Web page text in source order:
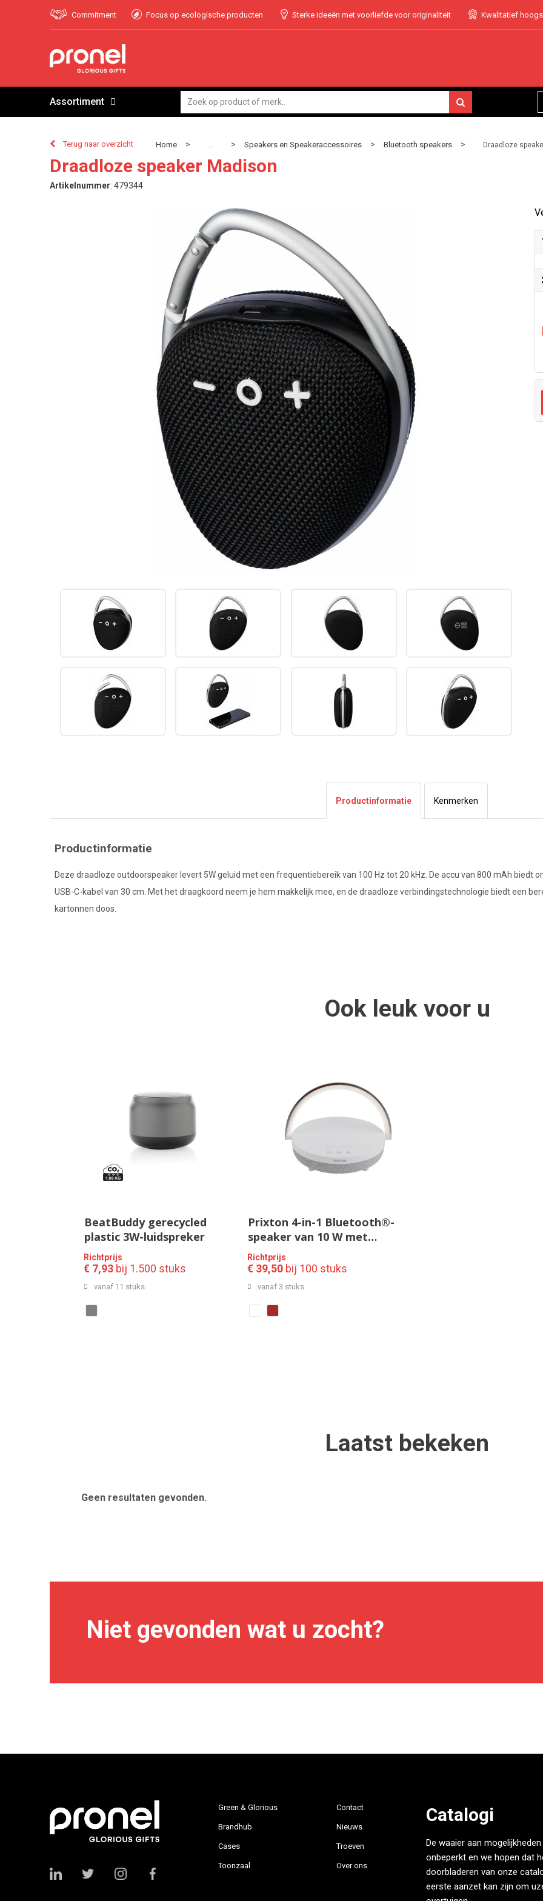
Commitment Focus op ecologische producten Sterke ideeën met voorliefde voor originaliteit Kwalitatief
Assortiment
Terug naar overzicht Home > ... > Speakers en Speakeraccessoires > Bluetooth speakers > Draadloze
Draadloze speaker Madison
Artikelnummer: 479344
Productinformatie Kenmerken
Productinformatie
Deze draadloze outdoorspeaker levert 5W geluid met een frequentiebereik van 100 Hz tot 20 kHz. De accu van 800 mAh biedt
USB-C-kabel van 30 cm. Met het draagkoord neem je hem makkelijk mee, en de draadloze verbindingstechnologie biedt een
kartonnen doos.
Ook leuk voor u
BeatBuddy gerecycled
plastic 3W-luidspreker
Richtprijs
€ 7,93 bij 1.500 stuks
vanaf 11 stuks
Prixton 4-in-1 Bluetooth®-
speaker van 10 W met
ledverlichting en draadloos
oplaadstation
Richtprijs
€ 39,50bij 100 stuks
vanaf 3 stuks
Laatst bekeken
Geen resultaten gevonden.
Niet gevonden wat u zocht?
Green & Glorious
Brandhub
Cases
Toonzaal
Contact
Nieuws
Troeven
Over ons
Catalogi
De waaier aan
onbeperkt en we hopen dat
doorbladeren van onze
eerste aanzet kan zijn om